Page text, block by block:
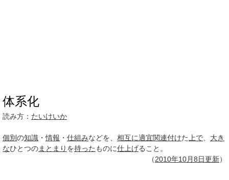
体系化
読み方： たいけいか
個別の知識 ・情報 ・ 仕組みなどを、 相互に適宜関連付けた 上で
大き
なひとつのまとまり を持った ものに仕上げること。
（2010年10月8日更新）